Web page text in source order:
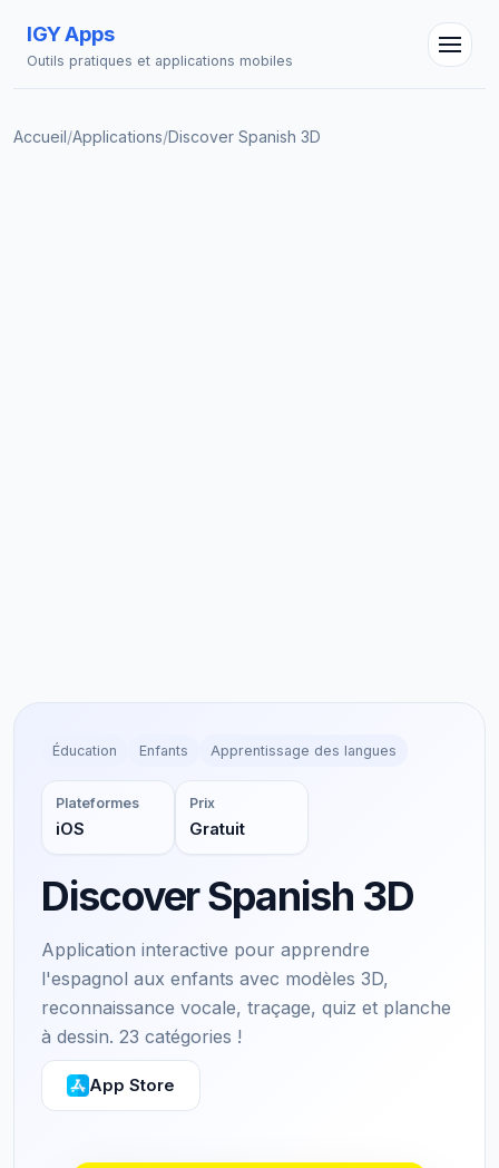
IGY Apps
Outils pratiques et applications mobiles
Accueil/Applications/Discover Spanish 3D
Éducation Enfants Apprentissage des langues
Plateformes
iOS
Prix
Gratuit
Discover Spanish 3D
Application interactive pour apprendre
l'espagnol aux enfants avec modèles 3D,
reconnaissance vocale, traçage, quiz et planche
à dessin. 23 catégories !
App Store